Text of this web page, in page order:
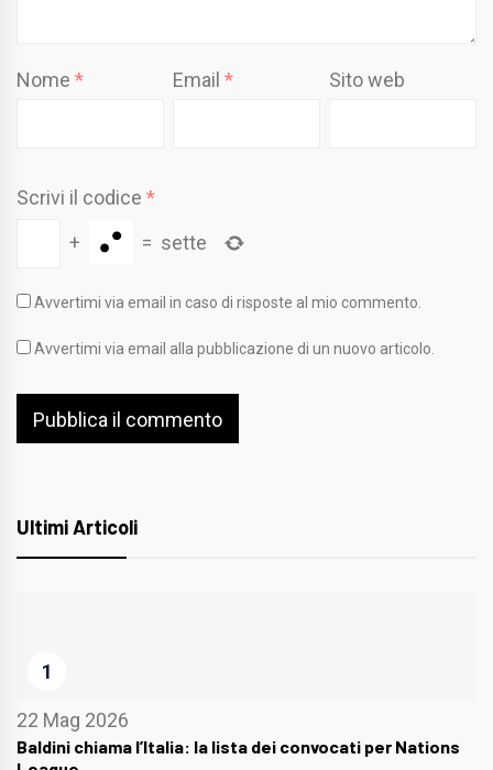
Nome * Email* Sito web
Scrivi il codice *
+
= sette
Avvertimi via email in caso di risposte al mio commento.
Avvertimi via email alla pubblicazione di un nuovo articolo.
Ultimi Articoli
1
22 Mag 2026
Baldini chiama l’Italia: la lista dei convocati per Nations